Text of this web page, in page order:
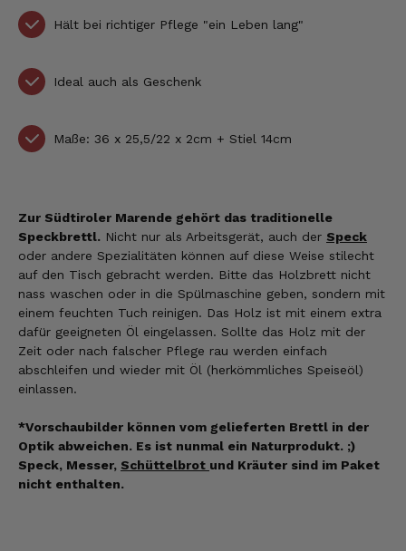
Hält bei richtiger Pflege "ein Leben lang"
Ideal auch als Geschenk
Maße: 36 x 25,5/22 x 2cm + Stiel 14cm
Zur Südtiroler Marende gehört das traditionelle
Speckbrettl. Nicht nur als Arbeitsgerät, auch der Speck
oder andere Spezialitäten können auf diese Weise stilecht
auf den Tisch gebracht werden. Bitte das Holzbrett nicht
nass waschen oder in die Spülmaschine geben, sondern mit
einem feuchten Tuch reinigen. Das Holz ist mit einem extra
dafür geeigneten Öl eingelassen. Sollte das Holz mit der
Zeit oder nach falscher Pflege rau werden einfach
abschleifen und wieder mit Öl (herkömmliches Speiseöl)
einlassen.
*Vorschaubilder können vom gelieferten Brettl in der
Optik abweichen. Es ist nunmal ein Naturprodukt. ;)
Speck, Messer, Schüttelbrot und Kräuter sind im Paket
nicht enthalten.